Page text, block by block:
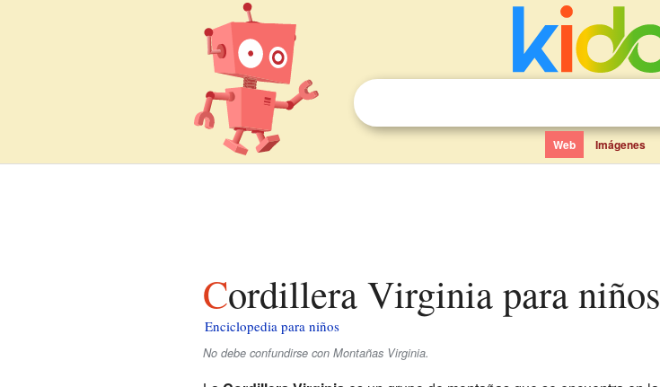
Web Imágenes
Cordillera Virginia para niños
Enciclopedia para niños
No debe confundirse con Montañas Virginia.